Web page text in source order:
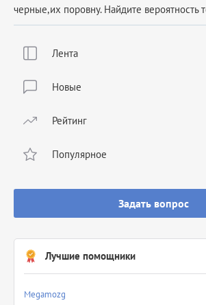
Лента
Новые
Рейтинг
Популярное
Задать вопрос
Лучшие помощники
Megamozg
черные,их поровну. Найдите вероятность